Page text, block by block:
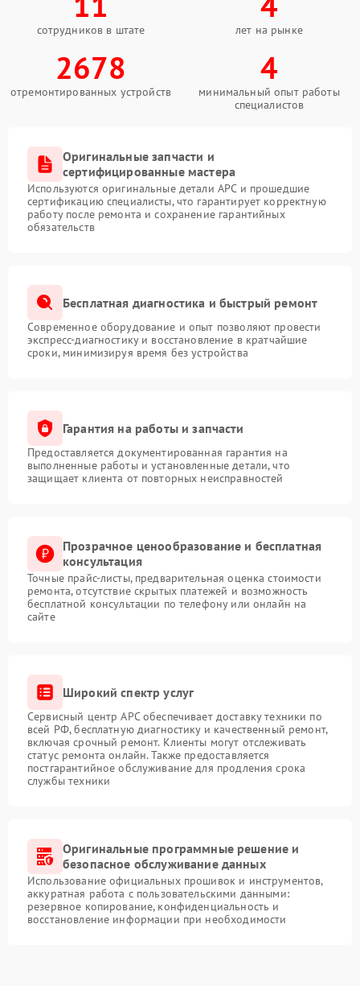
сотрудников в штате лет на рынке
2678
отремонтированных устройств
4
минимальный опыт работы
специалистов
Оригинальные запчасти и
сертифицированные мастера
Используются оригинальные детали APC и прошедшие
сертификацию специалисты, что гарантирует корректную
работу после ремонта и сохранение гарантийных
обязательств
Бесплатная диагностика и быстрый ремонт
Современное оборудование и опыт позволяют провести
экспресс-диагностику и восстановление в кратчайшие
сроки, минимизируя время без устройства
Гарантия на работы и запчасти
Предоставляется документированная гарантия на
выполненные работы и установленные детали, что
защищает клиента от повторных неисправностей
Прозрачное ценообразование и бесплатная
консультация
Точные прайс-листы, предварительная оценка стоимости
ремонта, отсутствие скрытых платежей и возможность
бесплатной консультации по телефону или онлайн на
сайте
Широкий спектр услуг
Сервисный центр APC обеспечивает доставку техники по
всей РФ, бесплатную диагностику и качественный ремонт,
включая срочный ремонт. Клиенты могут отслеживать
статус ремонта онлайн. Также предоставляется
постгарантийное обслуживание для продления срока
службы техники
Оригинальные программные решение и
безопасное обслуживание данных
Использование официальных прошивок и инструментов,
аккуратная работа с пользовательскими данными:
резервное копирование, конфиденциальность и
восстановление информации при необходимости